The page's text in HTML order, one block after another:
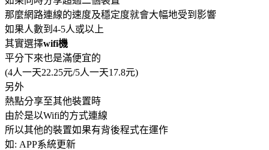
那麼網路連線的速度及穩定度就會大幅地受到影響
如果人數到4-5人或以上
其實選擇wifi機
平分下來也是滿便宜的
(4人一天22.25元/5人一天17.8元)
另外
熱點分享至其他裝置時
由於是以Wifi的方式連線
所以其他的裝置如果有背後程式在運作
如: APP系統更新